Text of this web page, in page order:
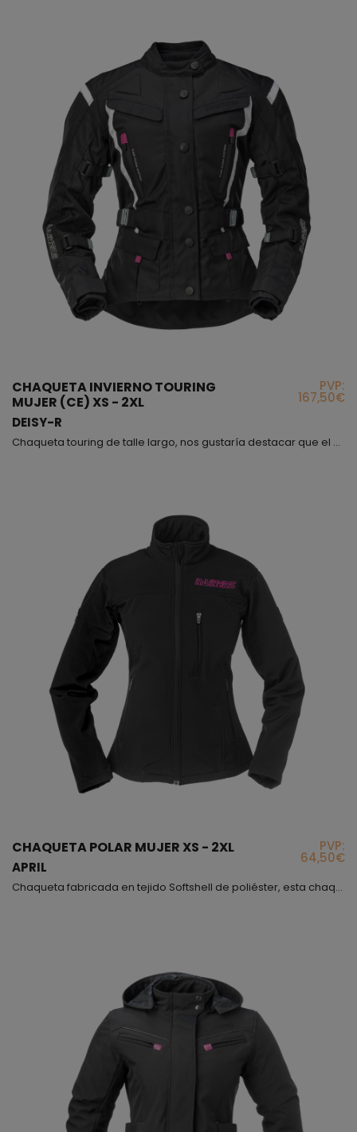
CHAQUETA INVIERNO TOURING
MUJER (CE) XS - 2XL
DEISY-R
PVP:
167,50€
Chaqueta touring de talle largo, nos gustaría destacar que el modelo Deisy dispone de la misma versión para hombre (modelo Deisman) y ambas se fabrican en dos colores. La chaqueta Deisy, es una prenda muy completa con diferentes correas de ajuste con cierre y apertura con cremallera central y botones, bolsillos, tomas de aire, bandas elásticas para que la flexión sea cómoda y además si te fijas, el talle de la parte trasera es más largo que la parte delantera, con lo ...
CHAQUETA POLAR MUJER XS - 2XL
APRIL
PVP:
64,50€
Chaqueta fabricada en tejido Softshell de poliéster, esta chaqueta en color negro con detalles en fucsia, es muy cómoda y calentita, además no pesa nada y no necesitas ponerte mucha ropa debajo porque este modelo actúa como corta-vientos. No precisa de protecciones porque no es una chaqueta para ir en moto, actúa más como chaqueta de diario para darle infinidad de usos, en el trabajo, en el deporte, paseando por la ciudad, caminar por la montaña, etc., disponemos de e...